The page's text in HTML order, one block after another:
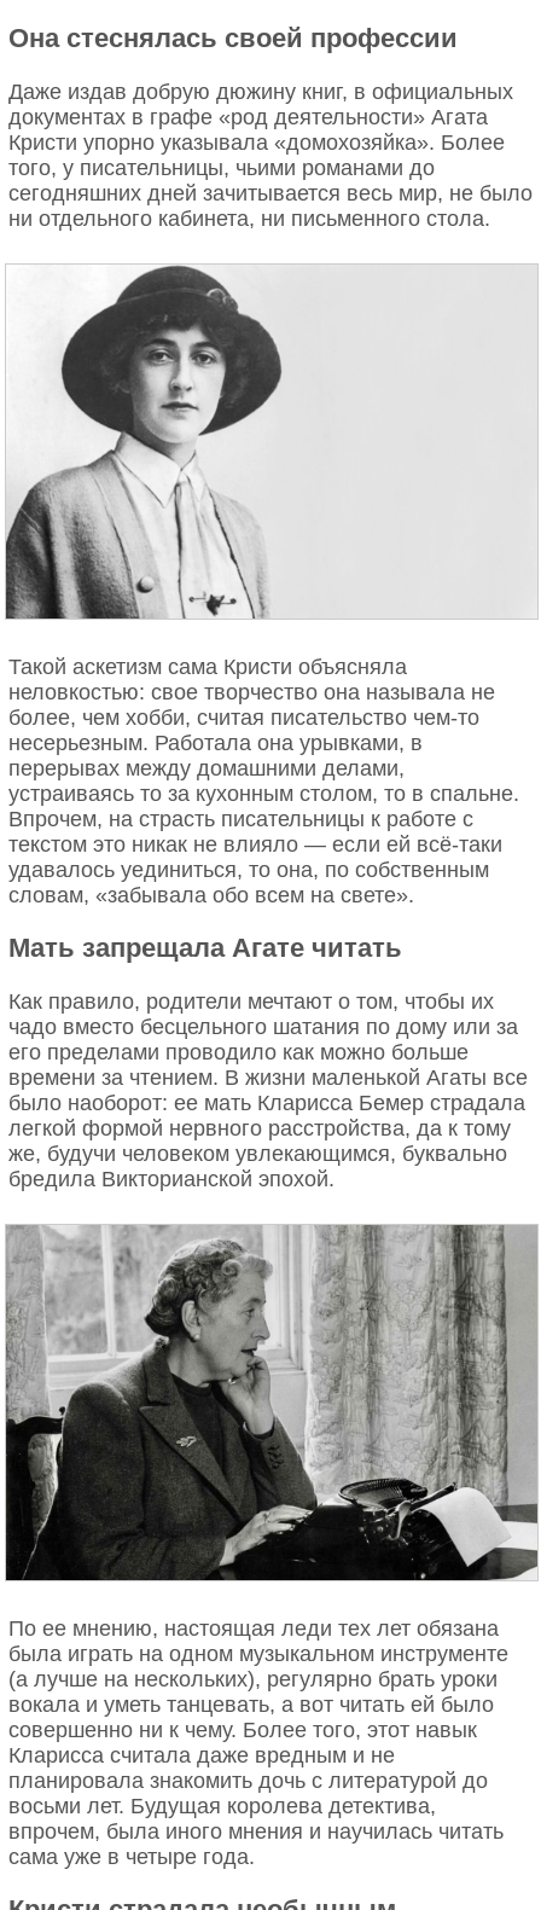
Она стеснялась своей профессии
Даже издав добрую дюжину книг, в официальных
документах в графе «род деятельности» Агата
Кристи упорно указывала «домохозяйка». Более
того, у писательницы, чьими романами до
сегодняшних дней зачитывается весь мир, не было
ни отдельного кабинета, ни письменного стола.
Такой аскетизм сама Кристи объясняла
неловкостью: свое творчество она называла не
более, чем хобби, считая писательство чем-то
несерьезным. Работала она урывками, в
перерывах между домашними делами,
устраиваясь то за кухонным столом, то в спальне.
Впрочем, на страсть писательницы к работе с
текстом это никак не влияло — если ей всё-таки
удавалось уединиться, то она, по собственным
словам, «забывала обо всем на свете».
Мать запрещала Агате читать
Как правило, родители мечтают о том, чтобы их
чадо вместо бесцельного шатания по дому или за
его пределами проводило как можно больше
времени за чтением. В жизни маленькой Агаты все
было наоборот: ее мать Кларисса Бемер страдала
легкой формой нервного расстройства, да к тому
же, будучи человеком увлекающимся, буквально
бредила Викторианской эпохой.
По ее мнению, настоящая леди тех лет обязана
была играть на одном музыкальном инструменте
(а лучше на нескольких), регулярно брать уроки
вокала и уметь танцевать, а вот читать ей было
совершенно ни к чему. Более того, этот навык
Кларисса считала даже вредным и не
планировала знакомить дочь с литературой до
восьми лет. Будущая королева детектива,
впрочем, была иного мнения и научилась читать
сама уже в четыре года.